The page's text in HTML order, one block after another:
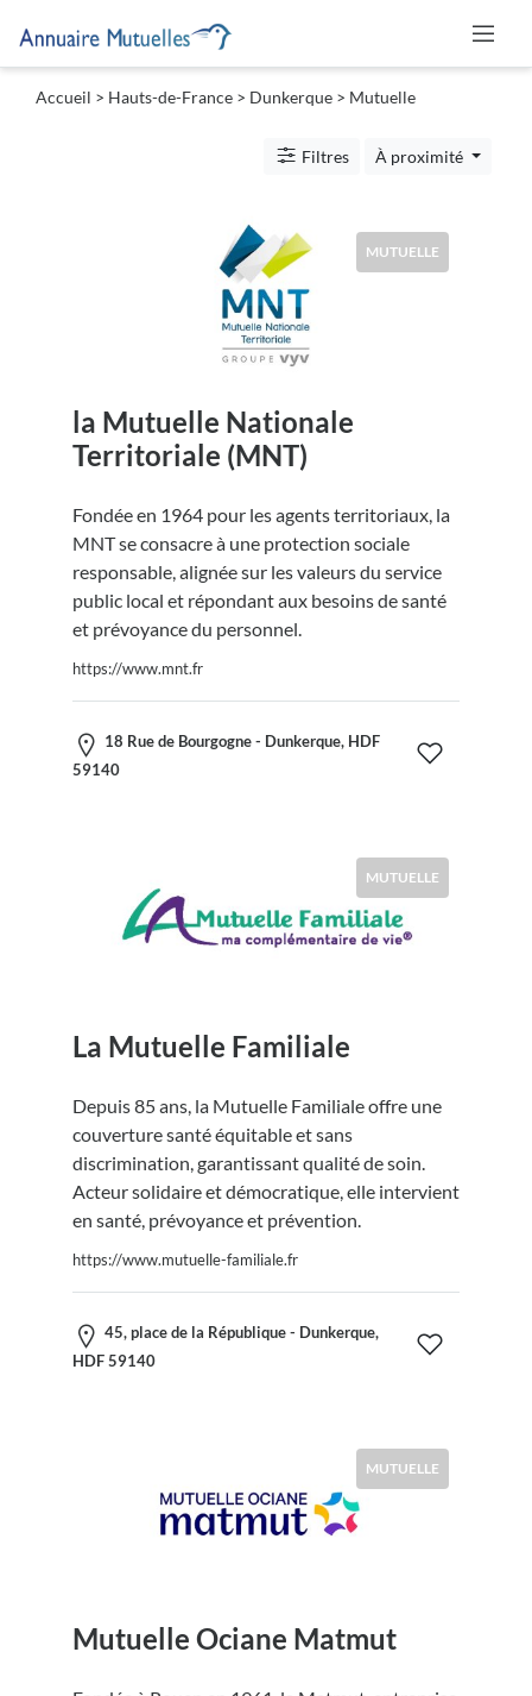
Soumettre
Accueil > Hauts-de-France > Dunkerque > Mutuelle
Filtres À proximité
MUTUELLE
la Mutuelle Nationale
Territoriale (MNT)
Fondée en 1964 pour les agents territoriaux, la
MNT se consacre à une protection sociale
responsable, alignée sur les valeurs du service
public local et répondant aux besoins de santé
et prévoyance du personnel.
https://www.mnt.fr
18 Rue de Bourgogne - Dunkerque, HDF
59140
MUTUELLE
La Mutuelle Familiale
Depuis 85 ans, la Mutuelle Familiale offre une
couverture santé équitable et sans
discrimination, garantissant qualité de soin.
Acteur solidaire et démocratique, elle intervient
en santé, prévoyance et prévention.
https://www.mutuelle-familiale.fr
45, place de la République - Dunkerque,
HDF 59140
MUTUELLE
Mutuelle Ociane Matmut